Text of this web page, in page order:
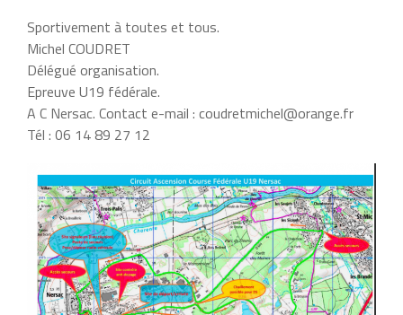
Sportivement à toutes et tous.
Michel COUDRET
Délégué organisation.
Epreuve U19 fédérale.
A C Nersac. Contact e-mail : coudretmichel@orange.fr
Tél : 06 14 89 27 12